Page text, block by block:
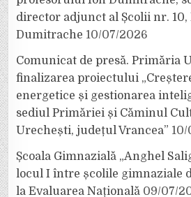
director adjunct al Școlii nr.
Dumitrache 10/07/2026
Comunicat de presă. Primăria
finalizarea proiectului
energetice și gestionarea
sediul Primăriei și Căminul
Urechești, județul Vrancea”
Școala Gimnazială „Anghel
locul I între școlile gimnaziale
la Evaluarea Națională 09/07/